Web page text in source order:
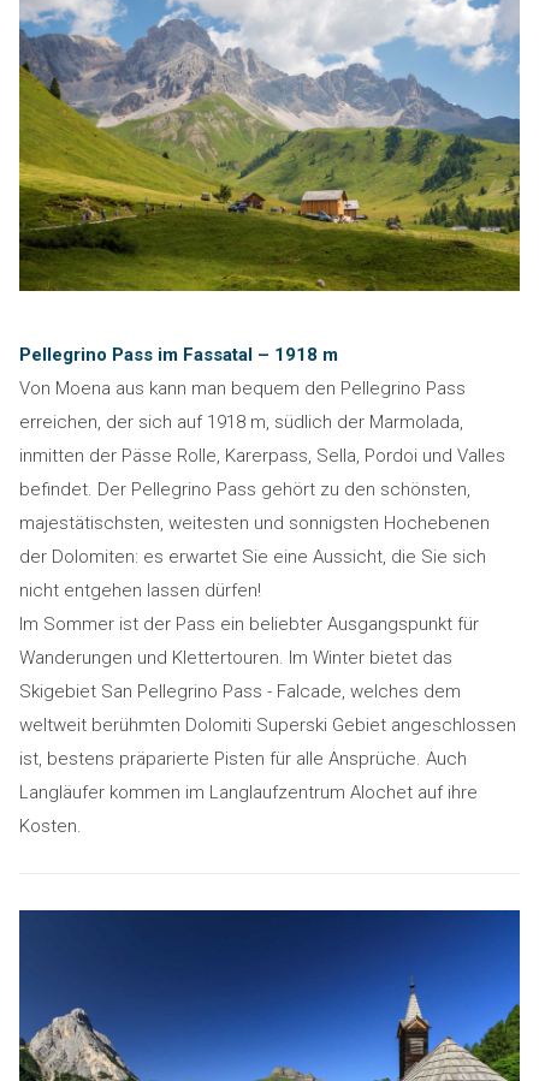
Pellegrino Pass im Fassatal – 1918 m
Von Moena aus kann man bequem den Pellegrino Pass
erreichen, der sich auf 1918 m, südlich der Marmolada,
inmitten der Pässe Rolle, Karerpass, Sella, Pordoi und Valles
befindet. Der Pellegrino Pass gehört zu den schönsten,
majestätischsten, weitesten und sonnigsten Hochebenen
der Dolomiten: es erwartet Sie eine Aussicht, die Sie sich
nicht entgehen lassen dürfen!
Im Sommer ist der Pass ein beliebter Ausgangspunkt für
Wanderungen und Klettertouren. Im Winter bietet das
Skigebiet San Pellegrino Pass - Falcade, welches dem
weltweit berühmten Dolomiti Superski Gebiet angeschlossen
ist, bestens präparierte Pisten für alle Ansprüche. Auch
Langläufer kommen im Langlaufzentrum Alochet auf ihre
Kosten.